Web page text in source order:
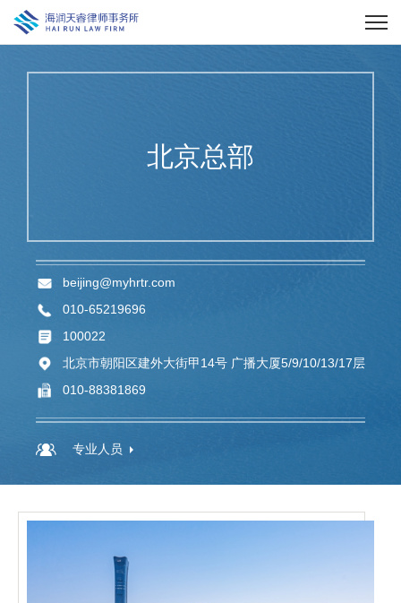
北京总部
beijing@myhrtr.com
010-65219696
100022
北京市朝阳区建外大街甲14号 广播大厦5/9/10/13/17层
010-88381869
专业人员